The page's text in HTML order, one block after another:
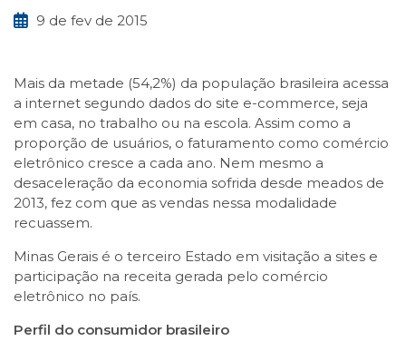
9 de fev de 2015
Mais da metade (54,2%) da população brasileira acessa
a internet segundo dados do site e-commerce, seja
em casa, no trabalho ou na escola. Assim como a
proporção de usuários, o faturamento como comércio
eletrônico cresce a cada ano. Nem mesmo a
desaceleração da economia sofrida desde meados de
2013, fez com que as vendas nessa modalidade
recuassem.
Minas Gerais é o terceiro Estado em visitação a sites e
participação na receita gerada pelo comércio
eletrônico no país.
Perfil do consumidor brasileiro